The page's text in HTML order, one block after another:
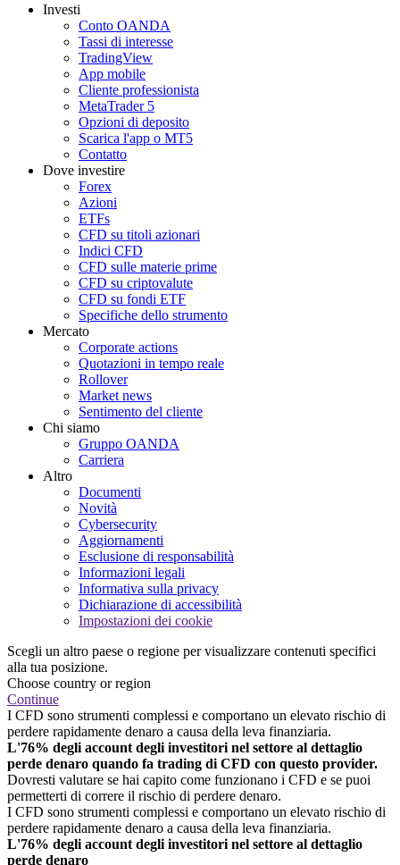
Investi
Conto OANDA
Tassi di interesse
TradingView
App mobile
Cliente professionista
MetaTrader 5
Opzioni di deposito
Scarica l'app o MT5
Contatto
Dove investire
Forex
Azioni
ETFs
CFD su titoli azionari
Indici CFD
CFD sulle materie prime
CFD su criptovalute
CFD su fondi ETF
Specifiche dello strumento
Mercato
Corporate actions
Quotazioni in tempo reale
Rollover
Market news
Sentimento del cliente
Chi siamo
Gruppo OANDA
Carriera
Altro
Documenti
Novità
Cybersecurity
Aggiornamenti
Esclusione di responsabilità
Informazioni legali
Informativa sulla privacy
Dichiarazione di accessibilità
Impostazioni dei cookie
Scegli un altro paese o regione per visualizzare contenuti specifici
alla tua posizione.
Choose country or region
Continue
I CFD sono strumenti complessi e comportano un elevato rischio di
perdere rapidamente denaro a causa della leva finanziaria.
L'76% degli account degli investitori nel settore al dettaglio
perde denaro quando fa trading di CFD con questo provider.
Dovresti valutare se hai capito come funzionano i CFD e se puoi
permetterti di correre il rischio di perdere denaro.
I CFD sono strumenti complessi e comportano un elevato rischio di
perdere rapidamente denaro a causa della leva finanziaria.
L'76% degli account degli investitori nel settore al dettaglio
perde denaro